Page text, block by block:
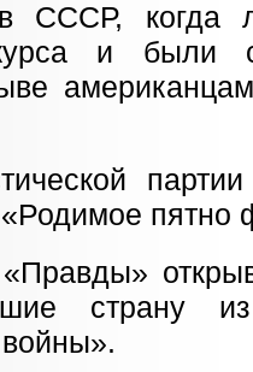
СССР, когда
и были
пятно
страну